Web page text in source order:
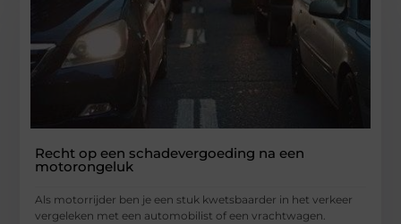
Recht op een schadevergoeding na een
motorongeluk
Als motorrijder ben je een stuk kwetsbaarder in het verkeer
vergeleken met een automobilist of een vrachtwagen.